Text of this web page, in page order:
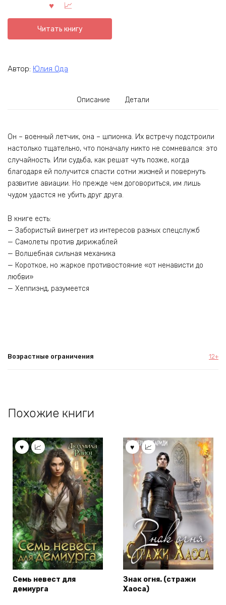
Читать книгу
Автор: Юлия Ода
Описание Детали
Он – военный летчик, она – шпионка. Их встречу подстроили
настолько тщательно, что поначалу никто не сомневался: это
случайность. Или судьба, как решат чуть позже, когда
благодаря ей получится спасти сотни жизней и повернуть
развитие авиации. Но прежде чем договориться, им лишь
чудом удастся не убить друг друга.
В книге есть:
— Забористый винегрет из интересов разных спецслужб
— Самолеты против дирижаблей
— Волшебная сильная механика
— Короткое, но жаркое противостояние «от ненависти до
любви»
— Хеппиэнд, разумеется
Возрастные ограничения 12+
Похожие книги
Семь невест для
демиурга
Знак огня. (стражи
Хаоса)